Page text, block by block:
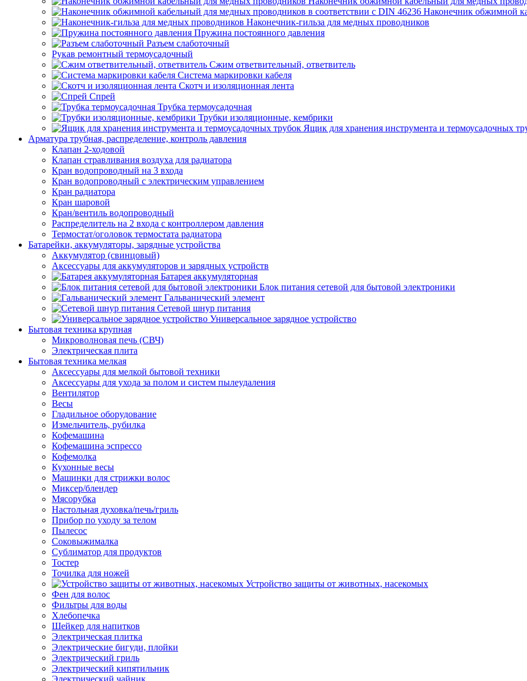
Наконечник обжимной
Наконечник-гильза для медных проводников
Пружина постоянного давления
Разъем слаботочный
Рукав ремонтный термоусадочный
Сжим ответвительный, ответвитель
Система маркировки кабеля
Скотч и изоляционная лента
Спрей
Трубка термоусадочная
Трубки изоляционные, кембрики
Ящик для хранения инструмента и термоусадочных
Арматура трубная, распределение, контроль давления
Клапан 2-ходовой
Клапан стравливания воздуха для радиатора
Кран водопроводный на 3 входа
Кран водопроводный с электрическим управлением
Кран радиатора
Кран шаровой
Кран/вентиль водопроводный
Распределитель на 2 входа с контроллером давления
Термостат/оголовок термостата радиатора
Батарейки, аккумуляторы, зарядные устройства
Аккумулятор (свинцовый)
Аксессуары для аккумуляторов и зарядных устройств
Батарея аккумуляторная
Блок питания сетевой для бытовой электроники
Гальванический элемент
Сетевой шнур питания
Универсальное зарядное устройство
Бытовая техника крупная
Микроволновая печь (СВЧ)
Электрическая плита
Бытовая техника мелкая
Аксессуары для мелкой бытовой техники
Аксессуары для ухода за полом и систем пылеудаления
Вентилятор
Весы
Гладильное оборудование
Измельчитель, рубилка
Кофемашина
Кофемашина эспрессо
Кофемолка
Кухонные весы
Машинки для стрижки волос
Миксер/блендер
Мясорубка
Настольная духовка/печь/гриль
Прибор по уходу за телом
Пылесос
Соковыжималка
Сублиматор для продуктов
Тостер
Точилка для ножей
Устройство защиты от животных, насекомых
Фен для волос
Фильтры для воды
Хлебопечка
Шейкер для напитков
Электрическая плитка
Электрические бигуди, плойки
Электрический гриль
Электрический кипятильник
Электрический чайник